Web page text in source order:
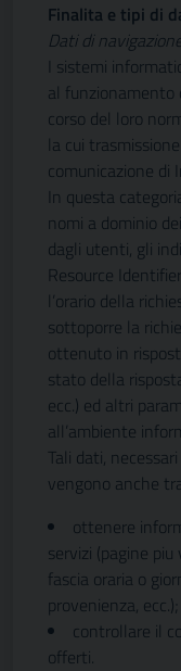
Finalita e tipi di
Dati di
I sistemi
al funzionamento
corso del loro
la cui
comunicazione di
In questa
nomi a dominio
dagli utenti, gli
Resource
l’orario della
sottoporre la
ottenuto in
stato della
ecc.) ed altri
all’ambiente
Tali dati,
vengono anche
ottenere
servizi (pagine
fascia oraria o
provenienza, ecc.);
controllare il
offerti.